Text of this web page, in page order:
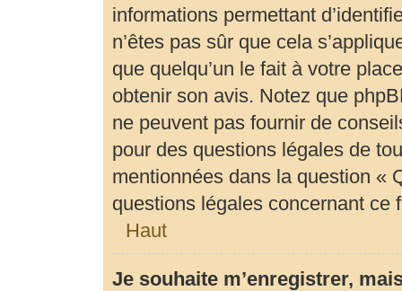
informations permettant
n’êtes pas sûr que cela
que quelqu’un le fait à votre
obtenir son avis. Notez que
ne peuvent pas fournir de
pour des questions légales de
mentionnées dans la question «
questions légales concernant ce
Haut
Je souhaite m’enregistrer,